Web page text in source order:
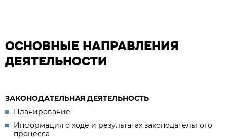
ОСНОВНЫЕ НАПРАВЛЕНИЯ
ДЕЯТЕЛЬНОСТИ
ЗАКОНОДАТЕЛЬНАЯ ДЕЯТЕЛЬНОСТЬ
Планирование
Информация о ходе и результатах законодательного
процесса